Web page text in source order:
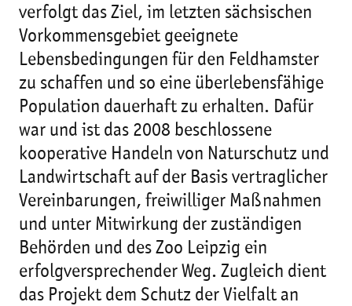
verfolgt das Ziel, im letzten sächsischen
Vorkommensgebiet geeignete
Lebensbedingungen für den Feldhamster
zu schaffen und so eine überlebensfähige
Population dauerhaft zu erhalten. Dafür
war und ist das 2008 beschlossene
kooperative Handeln von Naturschutz und
Landwirtschaft auf der Basis vertraglicher
Vereinbarungen, freiwilliger Maßnahmen
und unter Mitwirkung der zuständigen
Behörden und des Zoo Leipzig ein
erfolgversprechender Weg. Zugleich dient
das Projekt dem Schutz der Vielfalt an